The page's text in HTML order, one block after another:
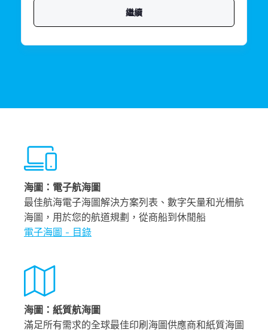
繼續
海圖：電子航海圖
最佳航海電子海圖解決方案列表、數字矢量和光柵航
海圖，用於您的航道規劃，從商船到休閒船
電子海圖 - 目錄
海圖：紙質航海圖
滿足所有需求的全球最佳印刷海圖供應商和紙質海圖